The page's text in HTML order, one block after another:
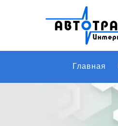
Главная